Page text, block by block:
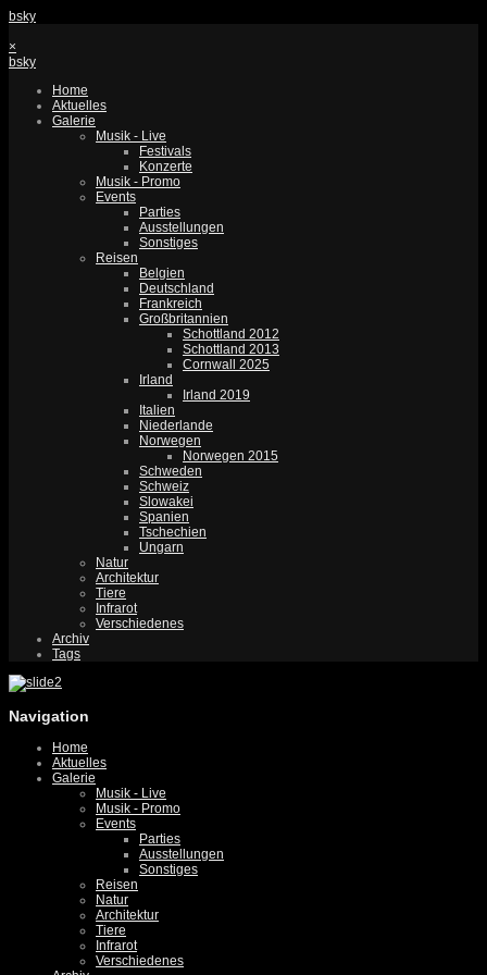
bsky
×
bsky
Home
Aktuelles
Galerie
Musik - Live
Festivals
Konzerte
Musik - Promo
Events
Parties
Ausstellungen
Sonstiges
Reisen
Belgien
Deutschland
Frankreich
Großbritannien
Schottland 2012
Schottland 2013
Cornwall 2025
Irland
Irland 2019
Italien
Niederlande
Norwegen
Norwegen 2015
Schweden
Schweiz
Slowakei
Spanien
Tschechien
Ungarn
Natur
Architektur
Tiere
Infrarot
Verschiedenes
Archiv
Tags
Navigation
Home
Aktuelles
Galerie
Musik - Live
Musik - Promo
Events
Parties
Ausstellungen
Sonstiges
Reisen
Natur
Architektur
Tiere
Infrarot
Verschiedenes